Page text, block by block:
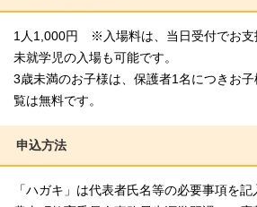
1人1,000円 ※入場料は、当日受付でお支
未就学児の入場も可能です。
3歳未満のお子様は、保護者1名につきお
覧は無料です。
申込方法
「ハガキ」は代表者氏名等の必要事項を記